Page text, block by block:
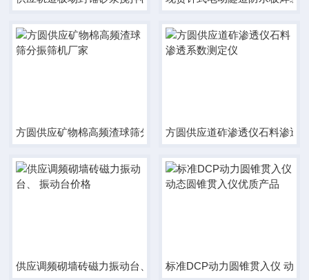
方圆供应矿物棉高频渣球筛分振筛机厂家方圆供应道砟渗透仪石料渗透
供应调频砌墙砖磁力振动台、 振动台价格标准DCP动力圆锥贯入仪 动态